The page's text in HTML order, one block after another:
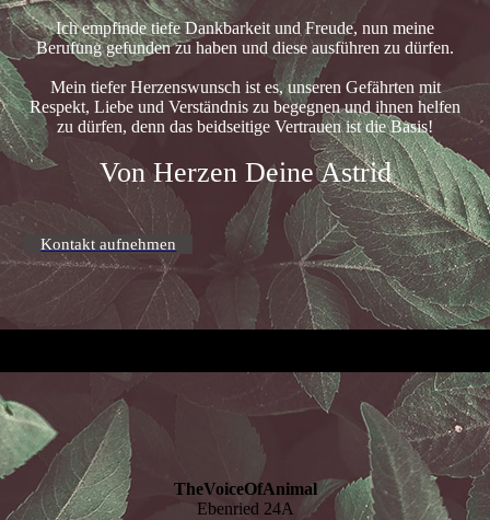
Ich empfinde tiefe Dankbarkeit und Freude, nun meine
Berufung gefunden zu haben und diese ausführen zu dürfen.
Mein tiefer Herzenswunsch ist es, unseren Gefährten mit
Respekt, Liebe und Verständnis zu begegnen und ihnen helfen
zu dürfen, denn das beidseitige Vertrauen ist die Basis!
Von Herzen Deine Astrid
Kontakt aufnehmen
TheVoiceOfAnimal
Ebenried 24A